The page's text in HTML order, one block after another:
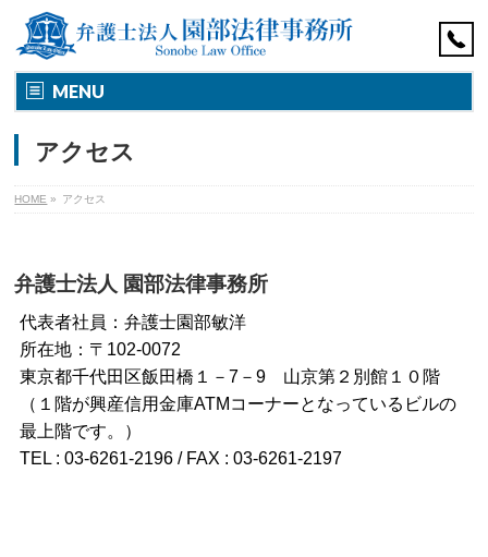
MENU
アクセス
HOME » アクセス
弁護士法人 園部法律事務所
代表者社員：弁護士園部敏洋
所在地：〒102-0072
東京都千代田区飯田橋１－7－9 山京第２別館１０階
（１階が興産信用金庫ATMコーナーとなっているビルの
最上階です。）
TEL : 03-6261-2196 / FAX : 03-6261-2197